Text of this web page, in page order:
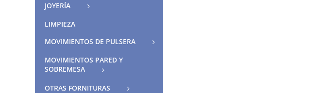
JOYERÍA
LIMPIEZA
MOVIMIENTOS DE PULSERA
MOVIMIENTOS PARED Y
SOBREMESA
OTRAS FORNITURAS